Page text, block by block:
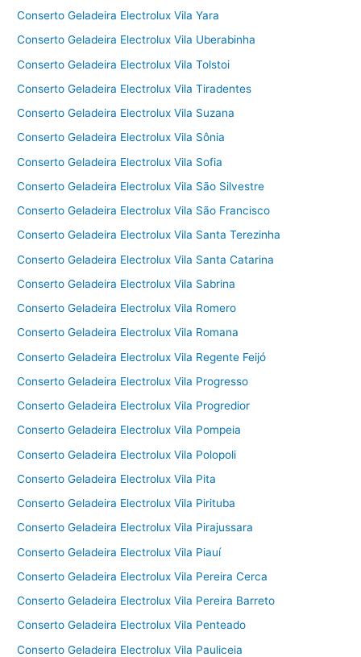
Conserto Geladeira Electrolux Vila Yara
Conserto Geladeira Electrolux Vila Uberabinha
Conserto Geladeira Electrolux Vila Tolstoi
Conserto Geladeira Electrolux Vila Tiradentes
Conserto Geladeira Electrolux Vila Suzana
Conserto Geladeira Electrolux Vila Sônia
Conserto Geladeira Electrolux Vila Sofia
Conserto Geladeira Electrolux Vila São Silvestre
Conserto Geladeira Electrolux Vila São Francisco
Conserto Geladeira Electrolux Vila Santa Terezinha
Conserto Geladeira Electrolux Vila Santa Catarina
Conserto Geladeira Electrolux Vila Sabrina
Conserto Geladeira Electrolux Vila Romero
Conserto Geladeira Electrolux Vila Romana
Conserto Geladeira Electrolux Vila Regente Feijó
Conserto Geladeira Electrolux Vila Progresso
Conserto Geladeira Electrolux Vila Progredior
Conserto Geladeira Electrolux Vila Pompeia
Conserto Geladeira Electrolux Vila Polopoli
Conserto Geladeira Electrolux Vila Pita
Conserto Geladeira Electrolux Vila Pirituba
Conserto Geladeira Electrolux Vila Pirajussara
Conserto Geladeira Electrolux Vila Piauí
Conserto Geladeira Electrolux Vila Pereira Cerca
Conserto Geladeira Electrolux Vila Pereira Barreto
Conserto Geladeira Electrolux Vila Penteado
Conserto Geladeira Electrolux Vila Pauliceia